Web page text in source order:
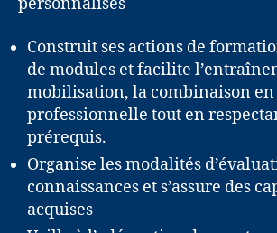
Construit ses actions de
de modules et facilite
mobilisation, la combinaison
professionnelle tout en
prérequis.
Organise les modalités
connaissances et s’assure des
acquises